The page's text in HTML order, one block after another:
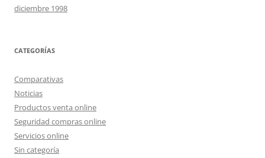
diciembre 1998
CATEGORÍAS
Comparativas
Noticias
Productos venta online
Seguridad compras online
Servicios online
Sin categoría